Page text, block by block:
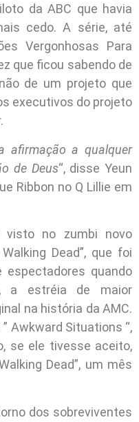
da ABC que havia
cedo. A série, até
Vergonhosas Para
que ficou sabendo de
de um projeto que
executivos do projeto
afirmação a qualquer
de Deus“, disse Yeun
Ribbon no Q Lillie em
visto no zumbi novo
Dead”, que foi
quando
a estréia de maior
na história da AMC.
Awkward Situations “,
se ele tivesse aceito,
Dead”, um mês
dos sobreviventes